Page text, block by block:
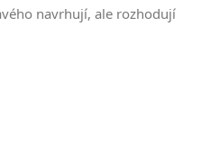
navrhují, ale rozhodují